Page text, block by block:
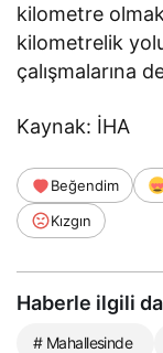
kilometre
kilometrelik
çalışmalarına
Kaynak: İHA
Beğendim
Kızgın
Haberle ilgili
# Mahallesinde